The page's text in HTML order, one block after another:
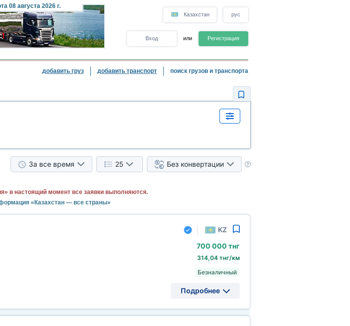
08 августа 2026 г.
Казахстан рус
Вход или Регистрация
добавить груз добавить транспорт поиск грузов и транспорта
За все время 25 Без конвертации
в настоящий момент все заявки выполняются.
«Казахстан — все страны»
KZ
700 000 тнг
314,04 тнг/км
Безналичный
Подробнее